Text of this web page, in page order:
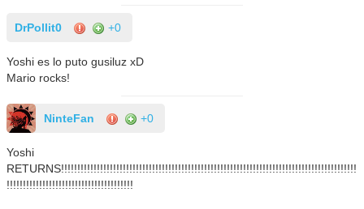
DrPollit0 +0
Yoshi es lo puto gusiluz xD
Mario rocks!
NinteFan +0
Yoshi
RETURNS!!!!!!!!!!!!!!!!!!!!!!!!!!!!!!!!!!!!!!!!!!!!!!!!!!!!!!!!!!!!!!!!!!!!!!!!!!!!!!!!!!!!!!!!!!!
!!!!!!!!!!!!!!!!!!!!!!!!!!!!!!!!!!!!!!!